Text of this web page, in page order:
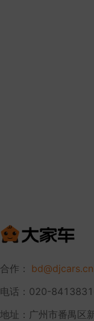
合作： bd@djcars.cn
电话：020-
地址：广州市番禺区